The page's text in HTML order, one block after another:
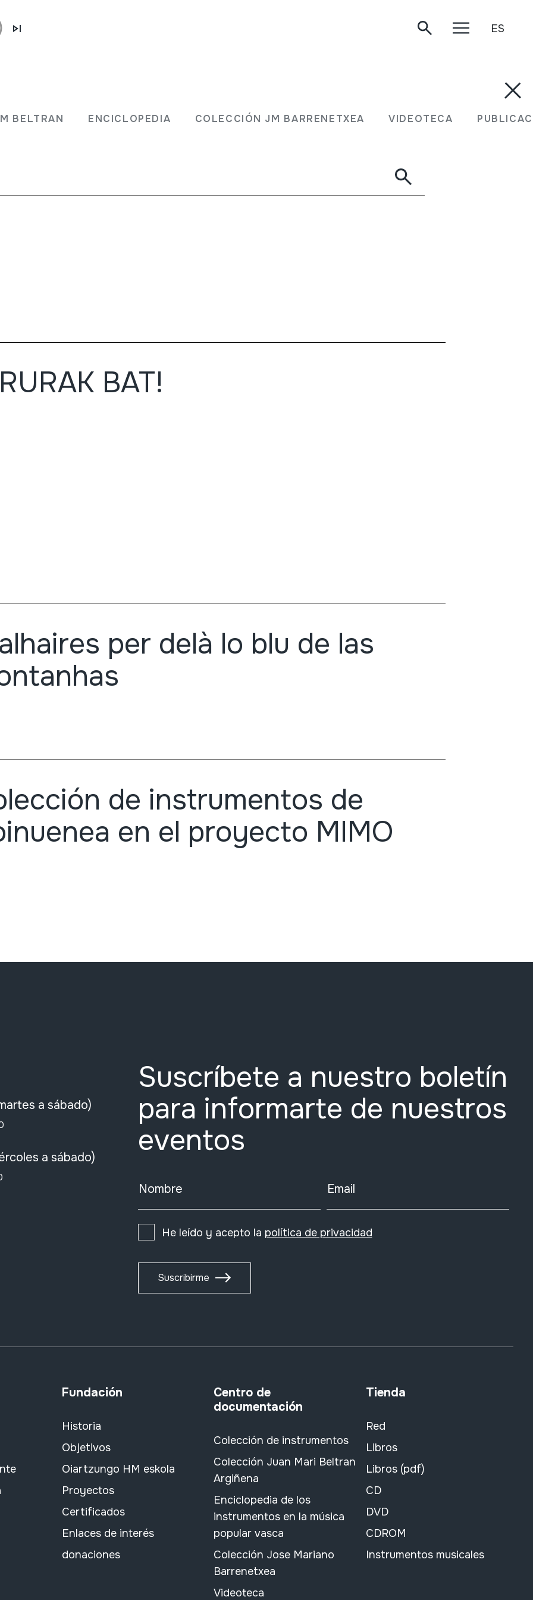
BELTRAN ENCICLOPEDIA COLECCIÓN JM BARRENETXEA VIDEOTECA
ES
BAT!
per delà lo blu de las
de instrumentos de
en el proyecto MIMO
a sábado)
a sábado)
Suscríbete a nuestro boletín
para informarte de nuestros
eventos
Nombre Email
He leído y acepto la política de privacidad
Suscribirme
Fundación
Historia
Objetivos
Oiartzungo HM eskola
Proyectos
Certificados
Enlaces de interés
donaciones
Centro de
documentación
Colección de instrumentos
Colección Juan Mari Beltran
Argiñena
Enciclopedia de los
instrumentos en la música
popular vasca
Colección Jose Mariano
Barrenetxea
Videoteca
Tienda
Red
Libros
Libros (pdf)
CD
DVD
CDROM
Instrumentos musicales